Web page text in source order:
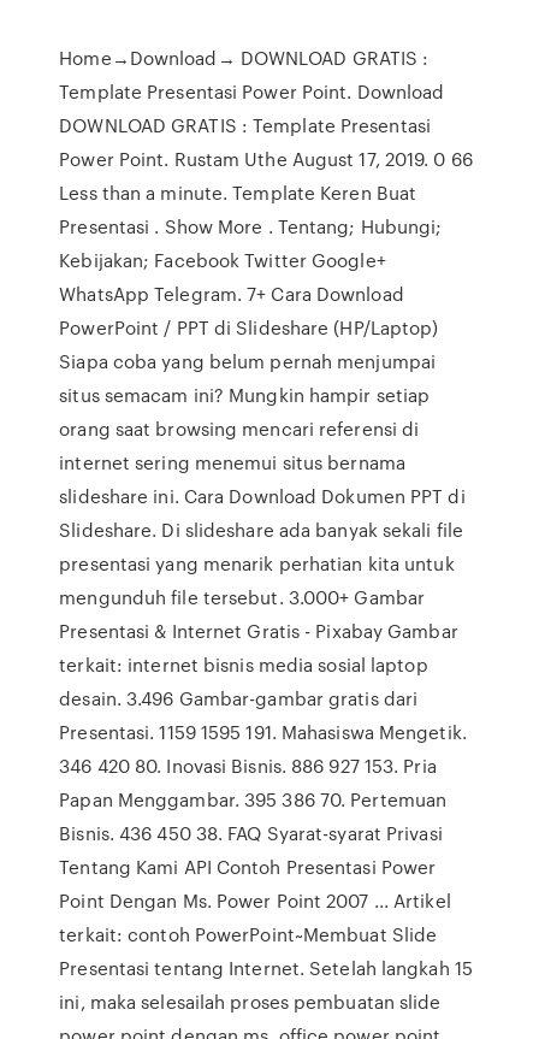
Home→Download→ DOWNLOAD GRATIS :
Template Presentasi Power Point. Download
DOWNLOAD GRATIS : Template Presentasi
Power Point. Rustam Uthe August 17, 2019. 0 66
Less than a minute. Template Keren Buat
Presentasi . Show More . Tentang; Hubungi;
Kebijakan; Facebook Twitter Google+
WhatsApp Telegram. 7+ Cara Download
PowerPoint / PPT di Slideshare (HP/Laptop)
Siapa coba yang belum pernah menjumpai
situs semacam ini? Mungkin hampir setiap
orang saat browsing mencari referensi di
internet sering menemui situs bernama
slideshare ini. Cara Download Dokumen PPT di
Slideshare. Di slideshare ada banyak sekali file
presentasi yang menarik perhatian kita untuk
mengunduh file tersebut. 3.000+ Gambar
Presentasi & Internet Gratis - Pixabay Gambar
terkait: internet bisnis media sosial laptop
desain. 3.496 Gambar-gambar gratis dari
Presentasi. 1159 1595 191. Mahasiswa Mengetik.
346 420 80. Inovasi Bisnis. 886 927 153. Pria
Papan Menggambar. 395 386 70. Pertemuan
Bisnis. 436 450 38. FAQ Syarat-syarat Privasi
Tentang Kami API Contoh Presentasi Power
Point Dengan Ms. Power Point 2007 ... Artikel
terkait: contoh PowerPoint~Membuat Slide
Presentasi tentang Internet. Setelah langkah 15
ini, maka selesailah proses pembuatan slide